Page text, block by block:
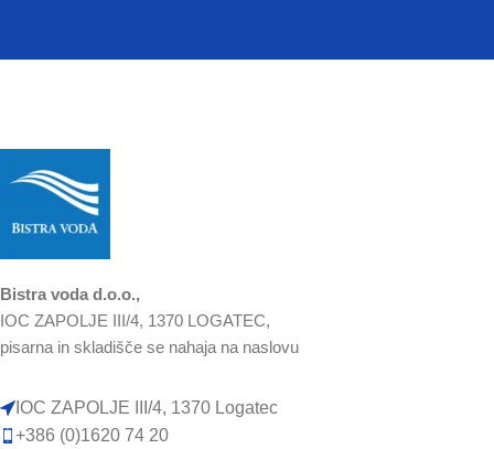
Bistra voda d.o.o.,
IOC ZAPOLJE III/4, 1370 LOGATEC,
pisarna in skladišče se nahaja na naslovu
IOC ZAPOLJE III/4, 1370 Logatec
+386 (0)1620 74 20